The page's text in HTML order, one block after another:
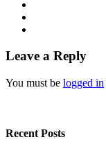
Leave a Reply
You must be logged in
Recent Posts